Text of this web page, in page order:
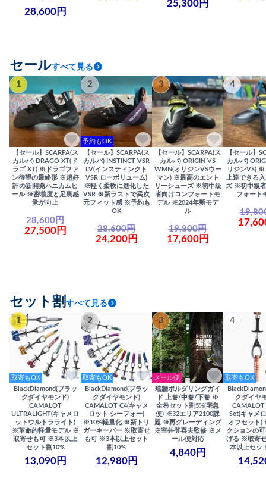
28,600円
25,300円
セールすべて見る
1
【セール】SCARPA(ス
カルパ) DRAGO XT(ド
ラゴ XT) ※ドラゴファ
ン待望の最終形 ※超好
評の新開発ハニカムヒ
ール ※密着度と足裏感
覚が向上
28,600円
27,500円
2
予約もOK
【セール】SCARPA(ス
カルパ) INSTINCT VSR
LV(インスティンクト
VSR ローボリューム)
※軽く柔軟に進化した
VSR ※新ラストで異次
元フィット感 ※予約も
OK
28,600円
24,200円
3
【セール】SCARPA(ス
カルパ) ORIGIN VS
WMN(オリジンVSウー
マン) ※最高のエント
リーシューズ ※初中級
者向けコンフォートモ
デル ※2024年新モデ
ル
19,800円
17,600円
4
【セール】
カルパ)
リジンVS) ※
上達できる
ズ ※初中級
フォート
セット割 すべて見る
1
取寄もOK
BlackDiamond(ブラッ
クダイヤモンド)
CAMALOT
ULTRALIGHT(キャメロ
ットウルトラライト)
※革命的軽量モデル ※
取寄せも可 ※3本以上
セット割10%
13,090円
2
取寄もOK
BlackDiamond(ブラッ
クダイヤモンド)
CAMALOT C4(キャメ
ロット シーフォー)
※10%軽量化 ※新トリ
ガーキーパー ※取寄せ
も可 ※3本以上セット
割10%
12,980円
3
メール便
瑞牆ボルダリングガイ
ド 上巻/中巻/下巻 ※
全巻セット割5%(宅急
便) ※32エリア2100課
題 ※再グレーディング
※室井登喜夫監修 ※メ
ール便対応
4,840円
4
取寄もOK
クダイヤ
Set(キャメ
オフセット)
クションの
げる ※取寄
本以上セッ